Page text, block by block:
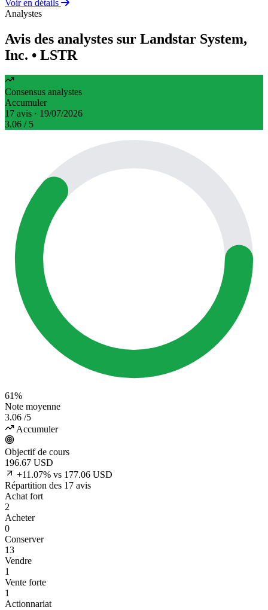
Voir en détails
Analystes
Avis des analystes sur Landstar System,
Inc. • LSTR
Consensus analystes
Accumuler
17 avis · 19/07/2026
3.06 / 5
61%
Note moyenne
3.06 /5
Accumuler
Objectif de cours
196.67 USD
+11.07% vs 177.06 USD
Répartition des 17 avis
Achat fort
2
Acheter
0
Conserver
13
Vendre
1
Vente forte
1
Actionnariat